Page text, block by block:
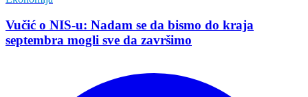
Vučić o NIS-u: Nadam se da bismo do kraja
septembra mogli sve da završimo